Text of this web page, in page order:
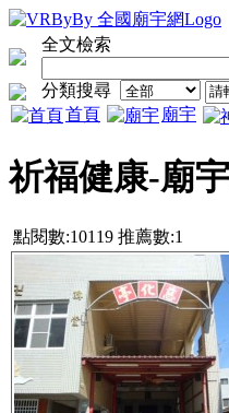
全文檢索
分類搜尋
首頁
廟宇
祈福健康-廟
點閱數:10119 推薦數:1